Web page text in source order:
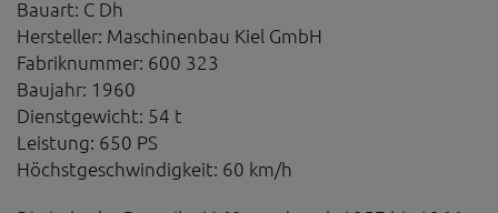
Bauart: C Dh
Hersteller: Maschinenbau Kiel GmbH
Fabriknummer: 600 323
Baujahr: 1960
Dienstgewicht: 54 t
Leistung: 650 PS
Höchstgeschwindigkeit: 60 km/h